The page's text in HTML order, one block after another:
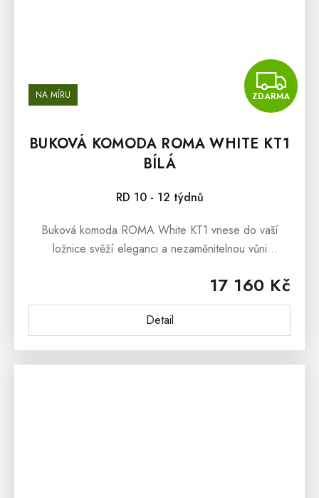
NA MÍRU ZDARMA
BUKOVÁ KOMODA ROMA WHITE KT1
BÍLÁ
RD 10 - 12 týdnů
17 160 Kč
Detail
Buková komoda ROMA White KT1 vnese do vaší
ložnice svěží eleganci a nezaměnitelnou vůni
krásná, ale i vysoce odolná vůči času....